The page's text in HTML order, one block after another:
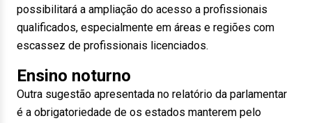
possibilitará a ampliação do acesso a profissionais
qualificados, especialmente em áreas e regiões com
escassez de profissionais licenciados.
Ensino noturno
Outra sugestão apresentada no relatório da parlamentar
é a obrigatoriedade de os estados manterem pelo